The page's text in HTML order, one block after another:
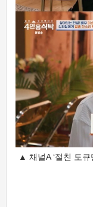
▲ 채널A ‘절친 토큐